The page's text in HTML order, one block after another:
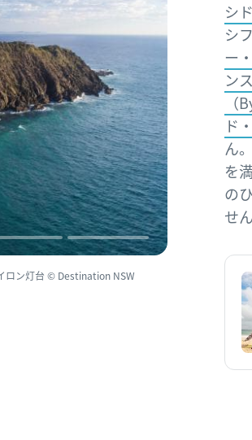
ロン灯台 © Destination NSW
シ
シ
ー
ン
（
ド
ん
を
の
せん